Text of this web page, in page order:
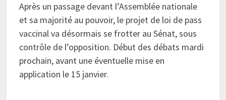
Après un passage devant l’Assemblée nationale
et sa majorité au pouvoir, le projet de loi de pass
vaccinal va désormais se frotter au Sénat, sous
contrôle de l’opposition. Début des débats mardi
prochain, avant une éventuelle mise en
application le 15 janvier.